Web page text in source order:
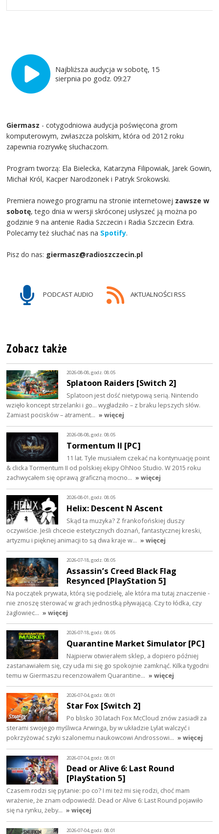
Najbliższa audycja w sobotę, 15
sierpnia po godz. 09:27
Giermasz - cotygodniowa audycja poświęcona grom
komputerowym, zwłaszcza polskim, która od 2012 roku
zapewnia rozrywkę słuchaczom.
Program tworzą: Ela Bielecka, Katarzyna Filipowiak, Jarek Gowin,
Michał Król, Kacper Narodzonek i Patryk Srokowski.
Premiera nowego programu na stronie internetowej zawsze w
sobotę, tego dnia w wersji skróconej usłyszeć ją można po
godzinie 9 na antenie Radia Szczecin i Radia Szczecin Extra.
Polecamy też słuchać nas na Spotify.
Pisz do nas: giermasz@radioszczecin.pl
PODCAST AUDIO AKTUALNOŚCI RSS
Zobacz także
2026-08-08, godz. 08:05
Splatoon Raiders [Switch 2]
Splatoon jest dość nietypową serią. Nintendo
wzięło koncept strzelanki i go… wygładziło – z braku lepszych słów.
Zamiast pocisków – atrament… » więcej
2026-08-08, godz. 08:05
Tormentum II [PC]
11 lat. Tyle musiałem czekać na kontynuację point
& clicka Tormentum II od polskiej ekipy OhNoo Studio. W 2015 roku
zachwycałem się oprawą graficzną mocno… » więcej
2026-08-01, godz. 08:05
Helix: Descent N Ascent
Skąd ta muzyka? Z frankofońskiej duszy
oczywiście. Jeśli chcecie estetycznych doznań, fantastycznej kreski,
artyzmu i pięknej animacji to są dwa kraje w… » więcej
2026-07-18, godz. 08:05
Assassin’s Creed Black Flag
Resynced [PlayStation 5]
Na początek prywata, którą się podzielę, ale która ma tutaj znaczenie -
nie znoszę sterować w grach jednostką pływającą. Czy to łódka, czy
żaglowiec… » więcej
2026-07-18, godz. 08:05
Quarantine Market Simulator [PC]
Najpierw otwierałem sklep, a dopiero później
zastanawiałem się, czy uda mi się go spokojnie zamknąć. Kilka tygodni
temu w Giermaszu recenzowałem Quarantine… » więcej
2026-07-04, godz. 08:01
Star Fox [Switch 2]
Po blisko 30 latach Fox McCloud znów zasiadł za
sterami swojego myśliwca Arwinga, by w układzie Lylat walczyć i
pokrzyżować szyki szalonemu naukowcowi Androssowi… » więcej
2026-07-04, godz. 08:01
Dead or Alive 6: Last Round
[PlayStation 5]
Czasem rodzi się pytanie: po co? I mi też mi się rodzi, choć mam
wrażenie, że znam odpowiedź. Dead or Alive 6: Last Round pojawiło
się na rynku, żeby… » więcej
2026-07-04, godz. 08:01